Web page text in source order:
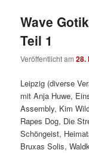
Wave
Teil 1
Veröffentlicht am28.
Leipzig (diverse
mit Anja Huwe,
Assembly, Kim
Rapes Dog, Die
Schöngeist,
Bruxas Solis,